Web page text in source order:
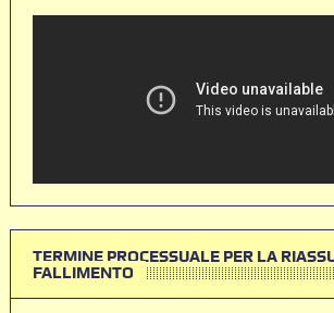
TERMINE PROCESSUALE PER LA
FALLIMENTO